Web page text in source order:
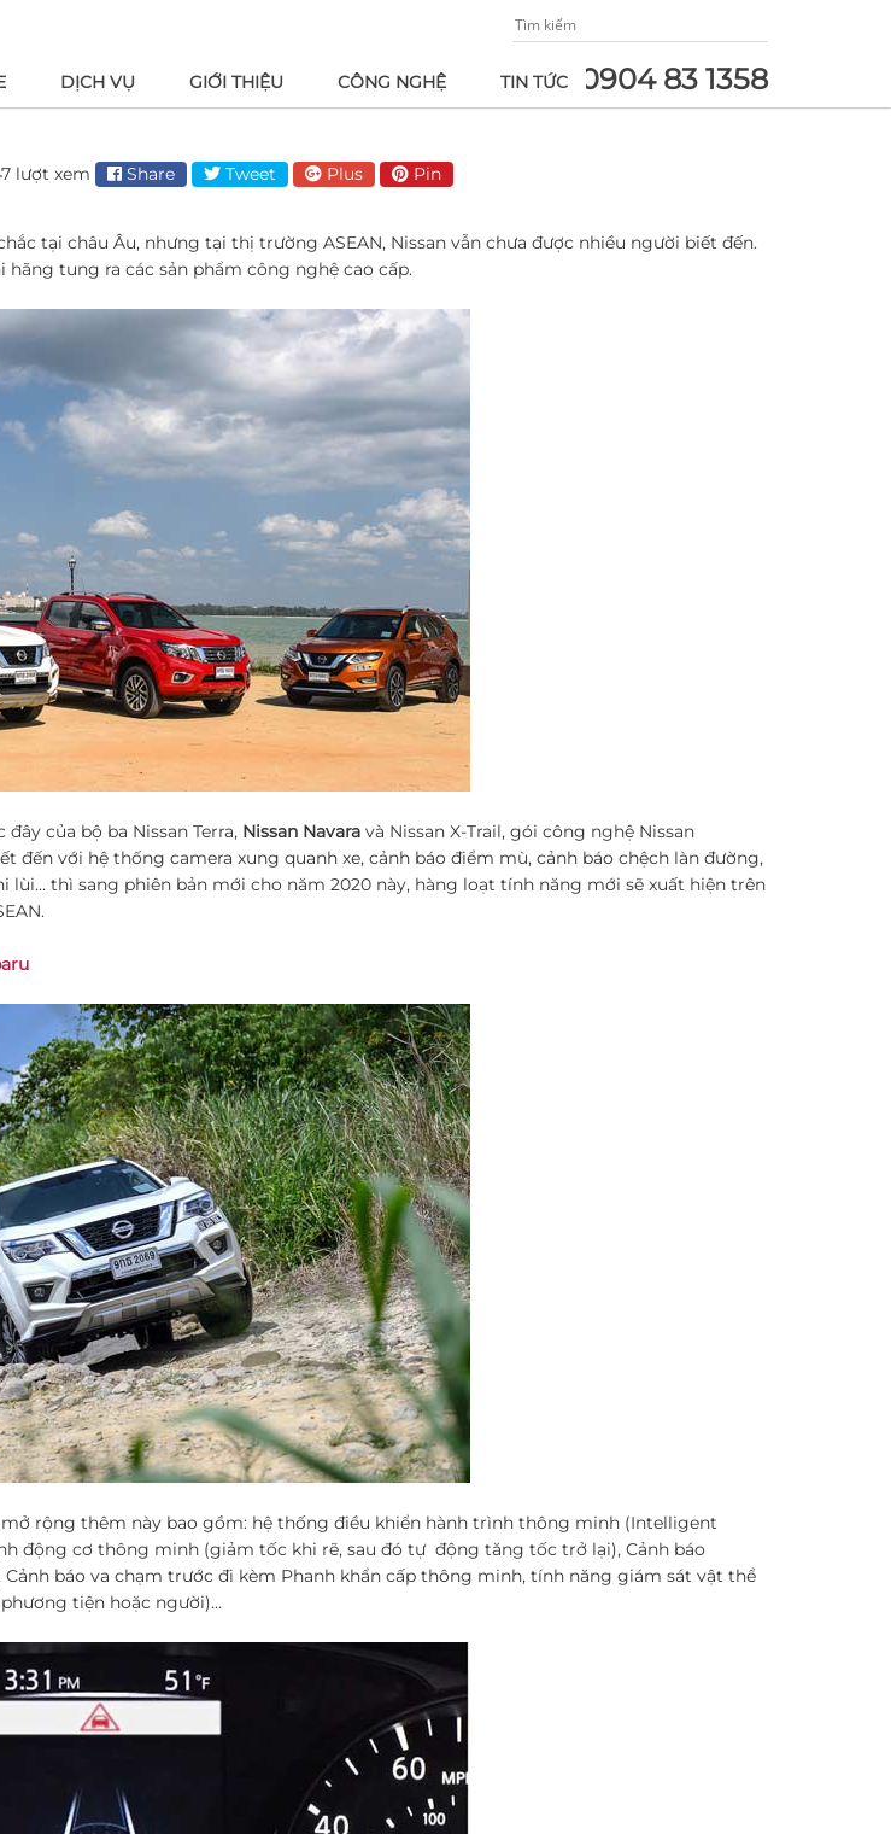
0904 83 1358
DỊCH VỤ GIỚI THIỆU CÔNG NGHỆ TIN TỨC
lượt xem Share Tweet Plus Pin
tại châu Âu, nhưng tại thị trường ASEAN, Nissan vẫn chưa được nhiều người biết đến.
tung ra các sản phẩm công nghệ cao cấp.
của bộ ba Nissan Terra, Nissan Navaravà Nissan X-Trail, gói công nghệ Nissan
đến với hệ thống camera xung quanh xe, cảnh báo điểm mù, cảnh báo chệch làn đường,
lùi… thì sang phiên bản mới cho năm 2020 này, hàng loạt tính năng mới sẽ xuất hiện trên
rộng thêm này bao gồm: hệ thống điều khiển hành trình thông minh (Intelligent
động cơ thông minh (giảm tốc khi rẽ, sau đó tự động tăng tốc trở lại), Cảnh báo
báo va chạm trước đi kèm Phanh khẩn cấp thông minh, tính năng giám sát vật thể
tiện hoặc người)…